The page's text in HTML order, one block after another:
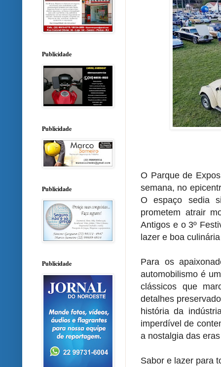
O Parque de
semana, no
O espaço sedia
prometem atrair
Antigos e o 3º
lazer e boa
Para os
automobilismo é
clássicos que
detalhes
história da
imperdível de
a nostalgia das
Sabor e lazer para
Publicidade
Publicidade
Publicidade
Publicidade